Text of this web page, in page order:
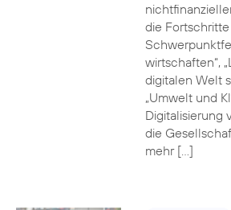
die
wirtschaften“,
digitalen Welt
„Umwelt und
Digitalisierung
die
mehr […]